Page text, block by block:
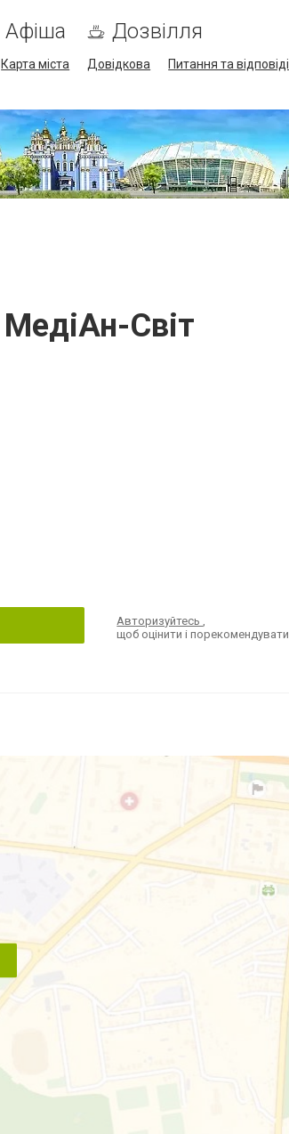
Афіша Дозвілля
Карта міста Довідкова Питання та відповіді
МедіАн-Світ
Авторизуйтесь,
щоб оцінити і порекомендувати